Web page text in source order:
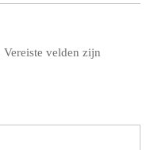
Vereiste velden zijn